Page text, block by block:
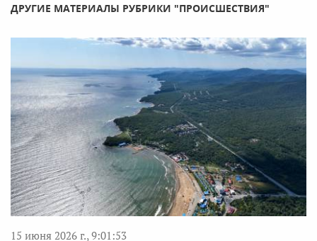
ДРУГИЕ МАТЕРИАЛЫ РУБРИКИ "ПРОИСШЕСТВИЯ"
15 июня 2026 г., 9:01:53